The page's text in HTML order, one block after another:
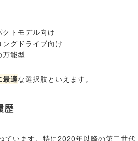
トモデル向け
グドライブ向け
能型
最適な選択肢といえます。
歴
ています。特に2020年以降の第二世代